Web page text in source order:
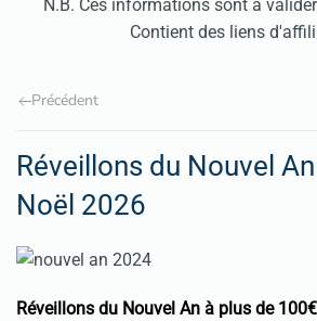
N.B. Ces informations sont à
Contient des liens
Précédent
Réveillons du Nouvel
Noël 2026
Réveillons du Nouvel An à plus de 100€